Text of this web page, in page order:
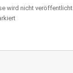
wird nicht veröffentlicht.